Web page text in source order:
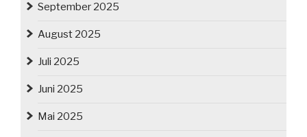
September 2025
August 2025
Juli 2025
Juni 2025
Mai 2025